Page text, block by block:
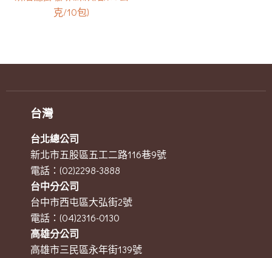
克/10包)
台灣
台北總公司
新北市五股區五工二路116巷9號
電話：(02)2298-3888
台中分公司
台中市西屯區大弘街2號
電話：(04)2316-0130
高雄分公司
高雄市三民區永年街139號